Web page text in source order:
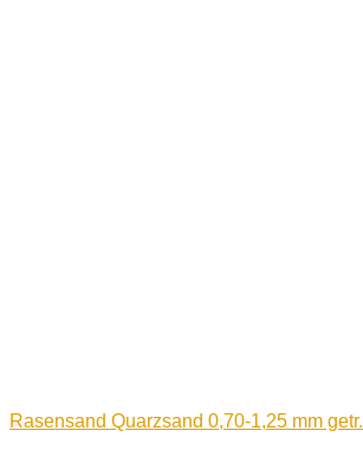
Rasensand Quarzsand 0,70-1,25 mm getr.